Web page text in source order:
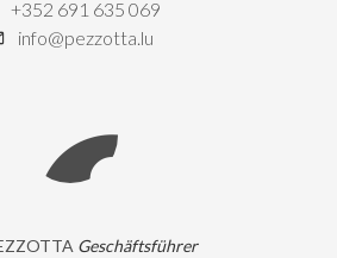
+352 691 635 069
info@pezzotta.lu
Geschäftsführer